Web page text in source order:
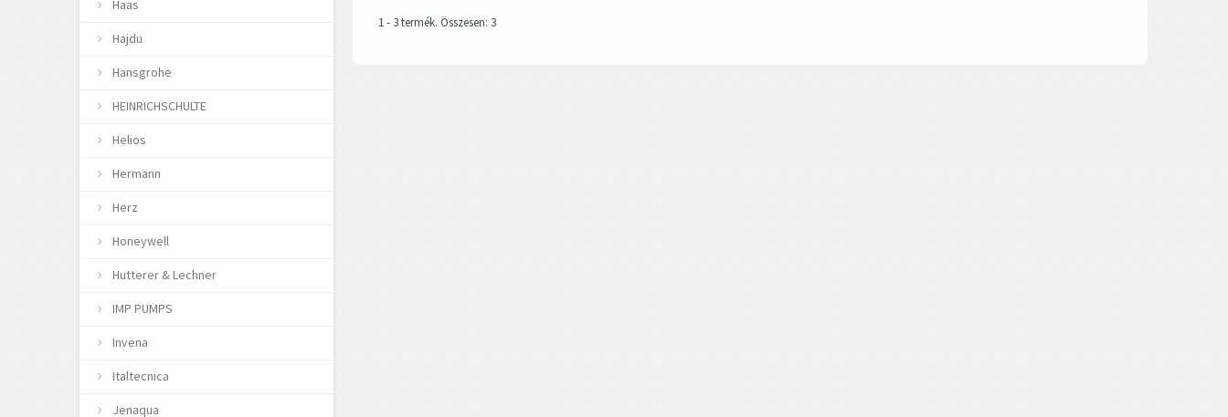
Haas
Hajdu
Hansgrohe
HEINRICHSCHULTE
Helios
Hermann
Herz
Honeywell
Hutterer & Lechner
IMP PUMPS
Invena
Italtecnica
Jenaqua
1 - 3 termék. Összesen: 3